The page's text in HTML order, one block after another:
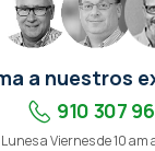
a nuestros
910 307
Lunes a Viernes de 10 am